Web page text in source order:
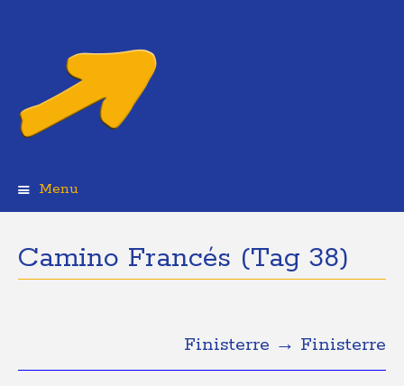
Menu
Camino Francés (Tag 38)
Finisterre → Finisterre